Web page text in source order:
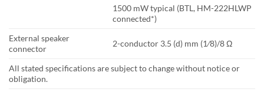
1500 mW typical (BTL, HM-222HLWP
connected*)
External speaker
connector
2-conductor 3.5 (d) mm (1⁄8)/8 Ω
All stated specifications are subject to change without notice or
obligation.